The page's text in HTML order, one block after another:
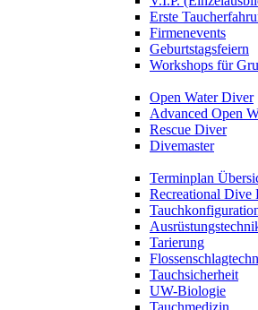
Erste
Firmenevents
Geburtstagsfeiern
Workshops für
Open Water Diver
Advanced Open
Rescue Diver
Divemaster
Terminplan
Recreational Dive
Tarierung
Tauchsicherheit
UW-Biologie
Tauchmedizin